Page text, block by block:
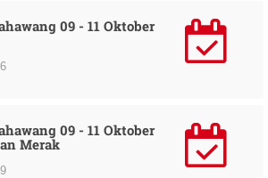
09 - 11 Oktober
09 - 11 Oktober
Merak